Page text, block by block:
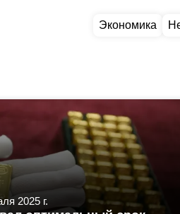
Экономика
2025 г.